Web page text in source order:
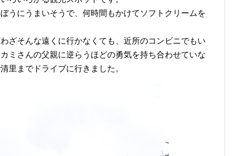
うにうまいそうで、何時間もかけてソフトクリームを
ざそんな遠くに行かなくても、近所のコンビニでもい
ミさんの父親に逆らうほどの勇気を持ち合わせていな
里までドライブに行きました。